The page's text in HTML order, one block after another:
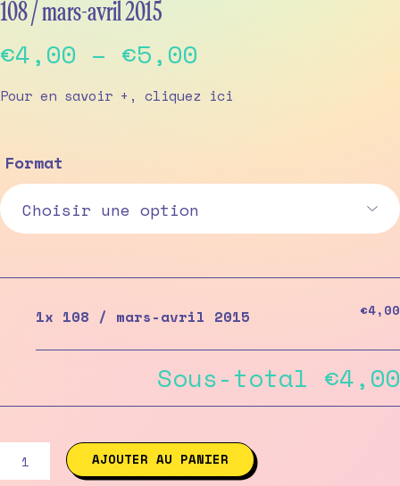
108 / mars-avril 2015
€4,00 – €5,00
range:
€5,00
Pour en savoir +, cliquez ici
Format
1x 108 / mars-avril 2015 €4,00
Sous-total €4,00
AJOUTER AU PANIER